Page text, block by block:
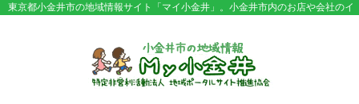
東京都小金井市の地域情報サイト「マイ小金井」。小金井市内のお店や会社のイ